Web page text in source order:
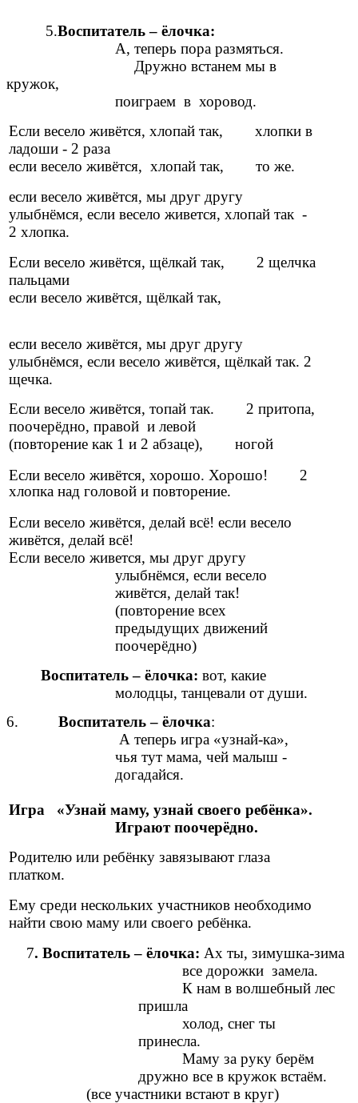
5.Воспитатель – ёлочка:
А, теперь пора размяться.
Дружно встанем мы в
кружок,
поиграем в хоровод.
Если весело живётся, хлопай так, хлопки в
ладоши - 2 раза
если весело живётся, хлопай так, то же.
если весело живётся, мы друг другу
улыбнёмся, если весело живется, хлопай так -
2 хлопка.
Если весело живётся, щёлкай так, 2 щелчка
пальцами
если весело живётся, щёлкай так,
если весело живётся, мы друг другу
улыбнёмся, если весело живётся, щёлкай так. 2
щечка.
Если весело живётся, топай так. 2 притопа,
поочерёдно, правой и левой
(повторение как 1 и 2 абзаце), ногой
Если весело живётся, хорошо. Хорошо! 2
хлопка над головой и повторение.
Если весело живётся, делай всё! если весело
живётся, делай всё!
Если весело живется, мы друг другу
улыбнёмся, если весело
живётся, делай так!
(повторение всех
предыдущих движений
поочерёдно)
Воспитатель – ёлочка: вот, какие
молодцы, танцевали от души.
6. Воспитатель – ёлочка:
А теперь игра «узнай-ка»,
чья тут мама, чей малыш -
догадайся.
Игра «Узнай маму, узнай своего ребёнка».
Играют поочерёдно.
Родителю или ребёнку завязывают глаза
платком.
Ему среди нескольких участников необходимо
найти свою маму или своего ребёнка.
7. Воспитатель – ёлочка: Ах ты, зимушка-зима
все дорожки замела.
К нам в волшебный лес
пришла
холод, снег ты
принесла.
Маму за руку берём
дружно все в кружок встаём.
(все участники встают в круг)